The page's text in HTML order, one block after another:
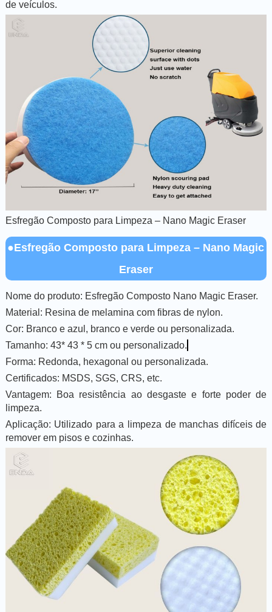
de veículos.
Esfregão Composto para Limpeza – Nano Magic Eraser
●Esfregão Composto para Limpeza – Nano Magic
Eraser
Nome do produto: Esfregão Composto Nano Magic Eraser.
Material: Resina de melamina com fibras de nylon.
Cor: Branco e azul, branco e verde ou personalizada.
Tamanho: 43* 43 * 5 cm ou personalizado.
Forma: Redonda, hexagonal ou personalizada.
Certificados: MSDS, SGS, CRS, etc.
Vantagem: Boa resistência ao desgaste e forte poder de
limpeza.
Aplicação: Utilizado para a limpeza de manchas difíceis de
remover em pisos e cozinhas.